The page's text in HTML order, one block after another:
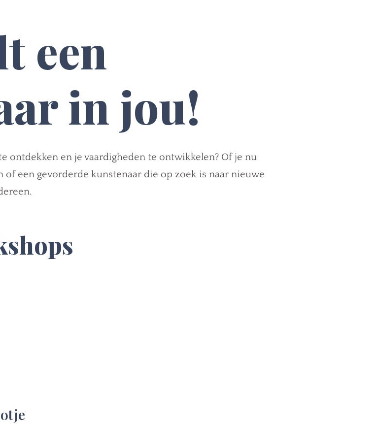
een
in jou!
ontdekken en je vaardigheden te ontwikkelen? Of je nu
een gevorderde kunstenaar die op zoek is naar nieuwe